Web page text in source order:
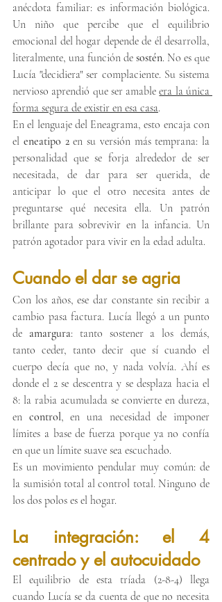
anécdota familiar: es información biológica.
Un niño que percibe que el equilibrio
emocional del hogar depende de él desarrolla,
literalmente, una función de sostén. No es que
Lucía "decidiera" ser complaciente. Su sistema
nervioso aprendió que ser amable era la única
forma segura de existir en esa casa.
En el lenguaje del Eneagrama, esto encaja con
el eneatipo 2 en su versión más temprana: la
personalidad que se forja alrededor de ser
necesitada, de dar para ser querida, de
anticipar lo que el otro necesita antes de
preguntarse qué necesita ella. Un patrón
brillante para sobrevivir en la infancia. Un
patrón agotador para vivir en la edad adulta.
Cuando el dar se agria
Con los años, ese dar constante sin recibir a
cambio pasa factura. Lucía llegó a un punto
de amargura: tanto sostener a los demás,
tanto ceder, tanto decir que sí cuando el
cuerpo decía que no, y nada volvía. Ahí es
donde el 2 se descentra y se desplaza hacia el
8: la rabia acumulada se convierte en dureza,
en control, en una necesidad de imponer
límites a base de fuerza porque ya no confía
en que un límite suave sea escuchado.
Es un movimiento pendular muy común: de
la sumisión total al control total. Ninguno de
los dos polos es el hogar.
La integración: el 4
centrado y el autocuidado
El equilibrio de esta tríada (2-8-4) llega
cuando Lucía se da cuenta de que no necesita